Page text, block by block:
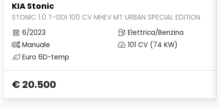
KIA Stonic
STONIC 1.0 T-GDI 100 CV MHEV MT URBAN SPECIAL EDITION
6/2023
Elettrica/Benzina
Manuale
101 CV (74 KW)
Euro 6D-temp
€ 20.500